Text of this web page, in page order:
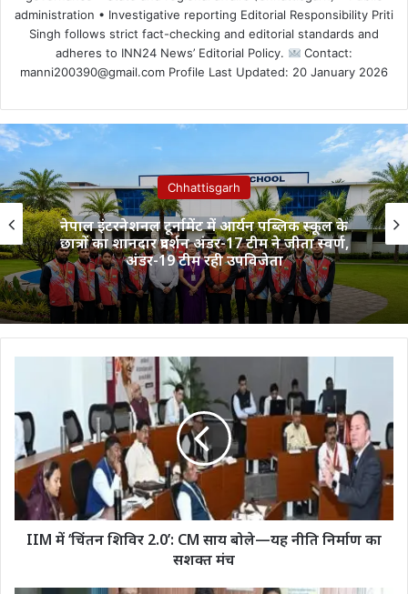
administration • Investigative reporting Editorial Responsibility Priti
Singh follows strict fact-checking and editorial standards and
adheres to INN24 News’ Editorial Policy.
Contact:
manni200390@gmail.com Profile Last Updated: 20 January 2026
Chhattisgarh
नेपाल इंटरनेशनल टूर्नामेंट में आर्यन पब्लिक स्कूल के
छात्रों का शानदार प्रदर्शन अंडर-17 टीम ने जीता स्वर्ण,
अंडर-19 टीम रही उपविजेता
शिविर
2.0’:
CM
बोले
—
IIM में ‘चिंतन शिविर 2.0’: CM साय बोले—यह नीति निर्माण का
सशक्त मंच